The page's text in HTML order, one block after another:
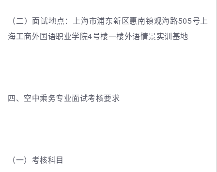
（二）面试地点：上海市浦东新区惠南镇观海路505号上
海工商外国语职业学院4号楼一楼外语情景实训基地
四、空中乘务专业面试考核要求
（一）考核科目